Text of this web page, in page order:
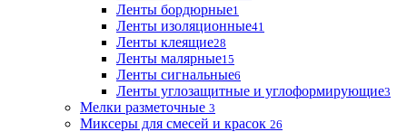
Ленты бордюрные1
Ленты изоляционные41
Ленты клеящие28
Ленты малярные15
Ленты сигнальные6
Ленты углозащитные и углоформирующие3
Мелки разметочные 3
Миксеры для смесей и красок 26